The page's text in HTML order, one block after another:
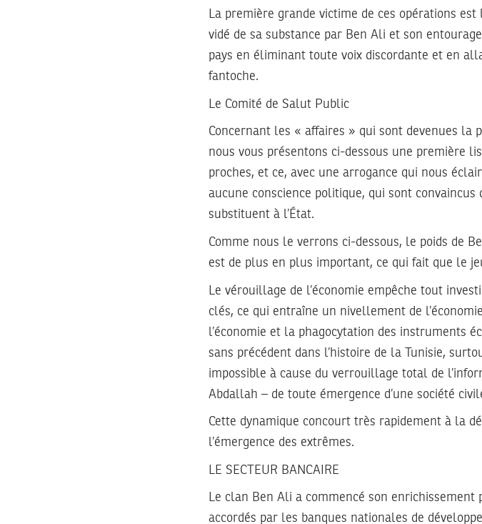
La première grande victime de ces opérations
vidé de sa substance par Ben Ali et son
pays en éliminant toute voix discordante et en
fantoche.
Le Comité de Salut Public
Concernant les « affaires » qui sont devenues la
nous vous présentons ci-dessous une première
proches, et ce, avec une arrogance qui nous
aucune conscience politique, qui sont
substituent à l’État.
Comme nous le verrons ci-dessous, le poids de
est de plus en plus important, ce qui fait que le
Le vérouillage de l’économie empêche tout
clés, ce qui entraîne un nivellement de
l’économie et la phagocytation des instruments
sans précédent dans l’histoire de la Tunisie,
impossible à cause du verrouillage total de
Abdallah – de toute émergence d’une société
Cette dynamique concourt très rapidement à la
l’émergence des extrêmes.
LE SECTEUR BANCAIRE
Le clan Ben Ali a commencé son enrichissement
accordés par les banques nationales de